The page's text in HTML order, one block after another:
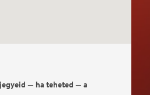
— ha teheted — a